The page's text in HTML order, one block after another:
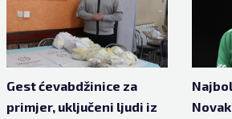
Gest ćevabdžinice za
primjer, uključeni ljudi iz